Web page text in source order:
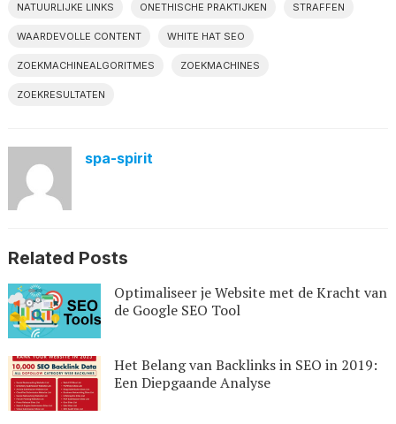
NATUURLIJKE LINKS ONETHISCHE PRAKTIJKEN STRAFFEN
WAARDEVOLLE CONTENT WHITE HAT SEO
ZOEKMACHINEALGORITMES ZOEKMACHINES
ZOEKRESULTATEN
spa-spirit
Related Posts
Optimaliseer je Website met de Kracht van
de Google SEO Tool
Het Belang van Backlinks in SEO in 2019:
Een Diepgaande Analyse